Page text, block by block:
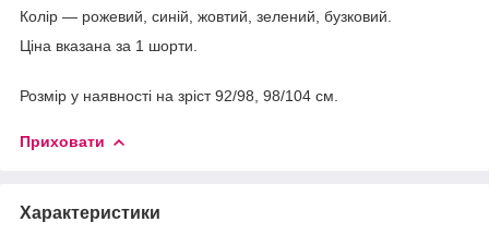
Колір — рожевий, синій, жовтий, зелений, бузковий.
Ціна вказана за 1 шорти.
Розмір у наявності на зріст 92/98, 98/104 см.
Приховати
Характеристики